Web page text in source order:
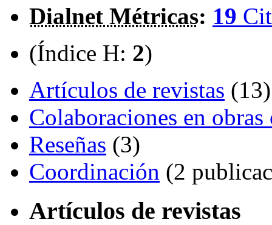
Dialnet Métricas: 19
(Índice H: 2)
Artículos de revistas (13)
Colaboraciones en
Reseñas (3)
Coordinación (2
Artículos de revistas